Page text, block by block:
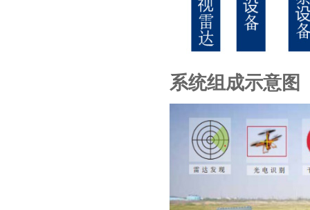
系统组成示意图